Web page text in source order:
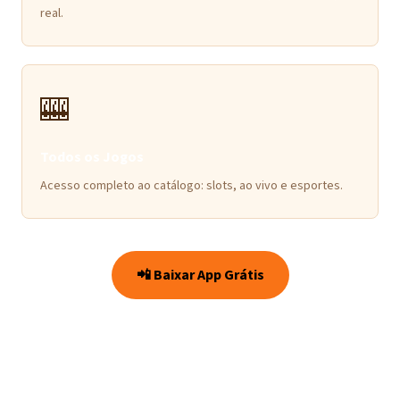
real.
🎰
Acesso completo ao catálogo: slots, ao vivo e esportes.
📲 Baixar App Grátis